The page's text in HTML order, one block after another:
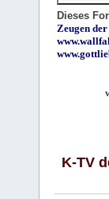
Dieses
Zeugen
K-TV